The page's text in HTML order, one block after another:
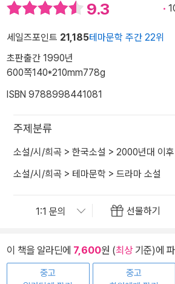
9.3
세일즈포인트 21,185테마문학 주간 22위
초판출간 1990년
600쪽140*210mm778g
ISBN 9788998441081
주제분류
소설/시/희곡 > 한국소설 > 2000년대 이
소설/시/희곡 > 테마문학 > 드라마 소설
선물하기
이 책을 알라딘에 7,600원 (최상기준)에
중고
중고